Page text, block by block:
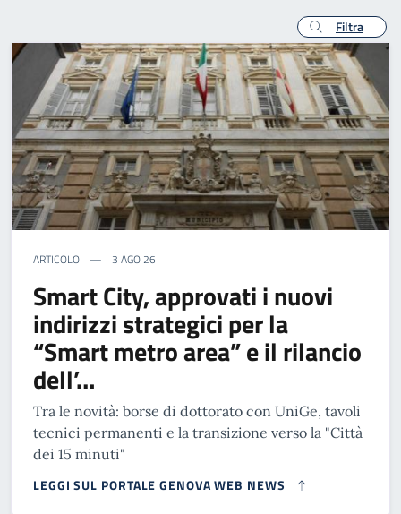
Filtra
ARTICOLO 3 AGO 26
Smart City, approvati i nuovi
indirizzi strategici per la
“Smart metro area” e il rilancio
dell’…
Tra le novità: borse di dottorato con UniGe, tavoli
tecnici permanenti e la transizione verso la "Città
dei 15 minuti"
LEGGI SUL PORTALE GENOVA WEB NEWS